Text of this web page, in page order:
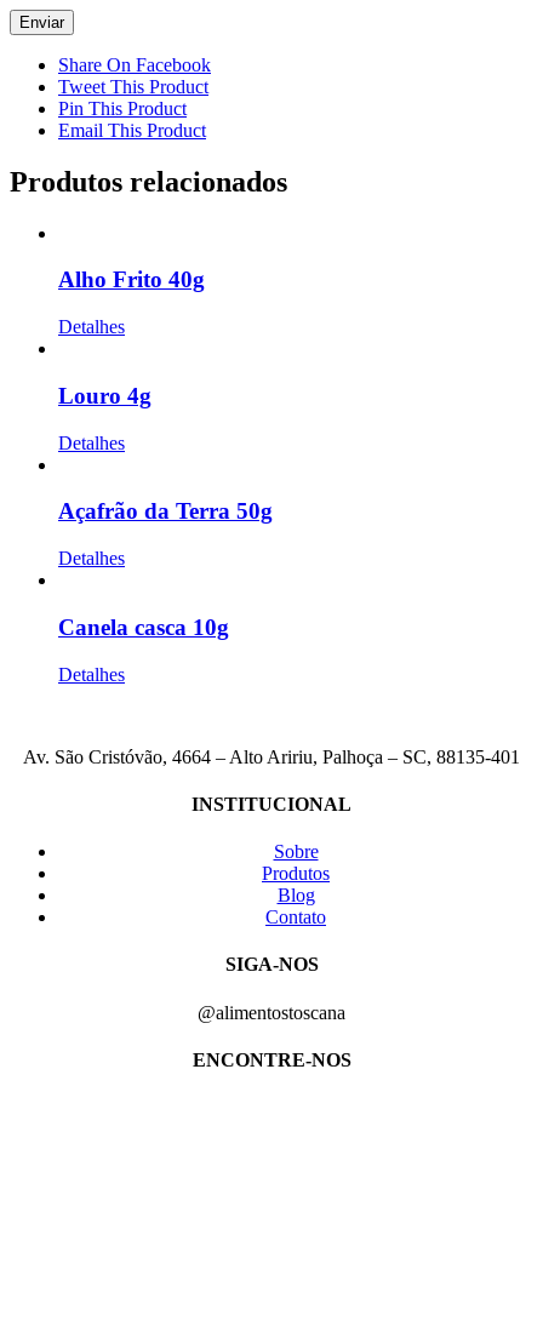
Share On Facebook
Tweet This Product
Pin This Product
Email This Product
Produtos relacionados
Alho Frito 40g
Detalhes
Louro 4g
Detalhes
Açafrão da Terra 50g
Detalhes
Canela casca 10g
Detalhes
Av. São Cristóvão, 4664 – Alto Aririu, Palhoça – SC, 88135-401
INSTITUCIONAL
Sobre
Produtos
Blog
Contato
SIGA-NOS
@alimentostoscana
ENCONTRE-NOS